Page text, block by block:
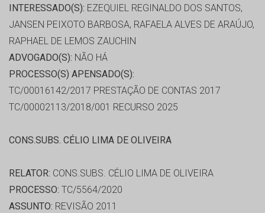
INTERESSADO(S): EZEQUIEL REGINALDO DOS SANTOS,
JANSEN PEIXOTO BARBOSA, RAFAELA ALVES DE ARAÚJO,
RAPHAEL DE LEMOS ZAUCHIN
ADVOGADO(S): NÃO HÁ
PROCESSO(S) APENSADO(S):
TC/00016142/2017 PRESTAÇÃO DE CONTAS 2017
TC/00002113/2018/001 RECURSO 2025
CONS.SUBS. CÉLIO LIMA DE OLIVEIRA
RELATOR: CONS.SUBS. CÉLIO LIMA DE OLIVEIRA
PROCESSO: TC/5564/2020
ASSUNTO: REVISÃO 2011